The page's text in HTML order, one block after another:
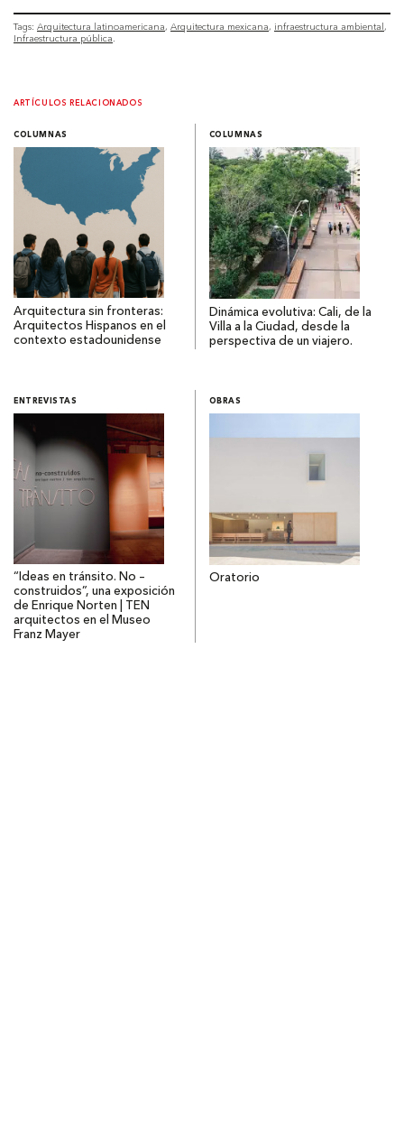
Tags: Arquitectura latinoamericana Arquitectura mexicana
infraestructura ambiental
Infraestructura pública
ARTÍCULOS RELACIONADOS
COLUMNAS
Arquitectura sin fronteras:
Arquitectos Hispanos en el
contexto estadounidense
COLUMNAS
Dinámica evolutiva: Cali, de la
Villa a la Ciudad, desde la
perspectiva de un viajero.
ENTREVISTAS
“Ideas en tránsito. No –
construidos”, una exposición
de Enrique Norten | TEN
arquitectos en el Museo
Franz Mayer
OBRAS
Oratorio